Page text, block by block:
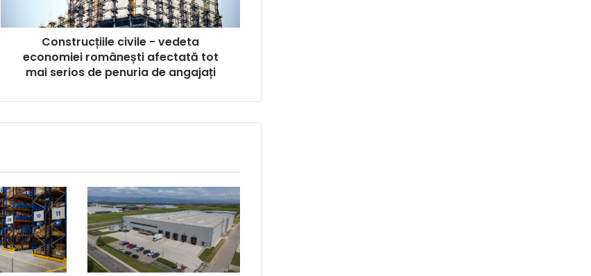
mai
penuria
Construcțiile civile - vedeta
economiei românești afectată tot
mai serios de penuria de angajați